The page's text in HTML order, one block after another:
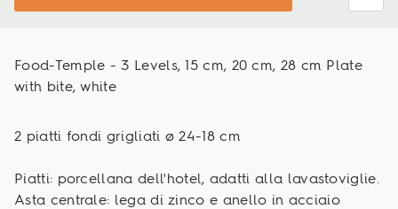
Food-Temple - 3 Levels, 15 cm, 20 cm, 28 cm Plate
with bite, white
2 piatti fondi grigliati ø 24-18 cm
Piatti: porcellana dell'hotel, adatti alla lavastoviglie.
Asta centrale: lega di zinco e anello in acciaio